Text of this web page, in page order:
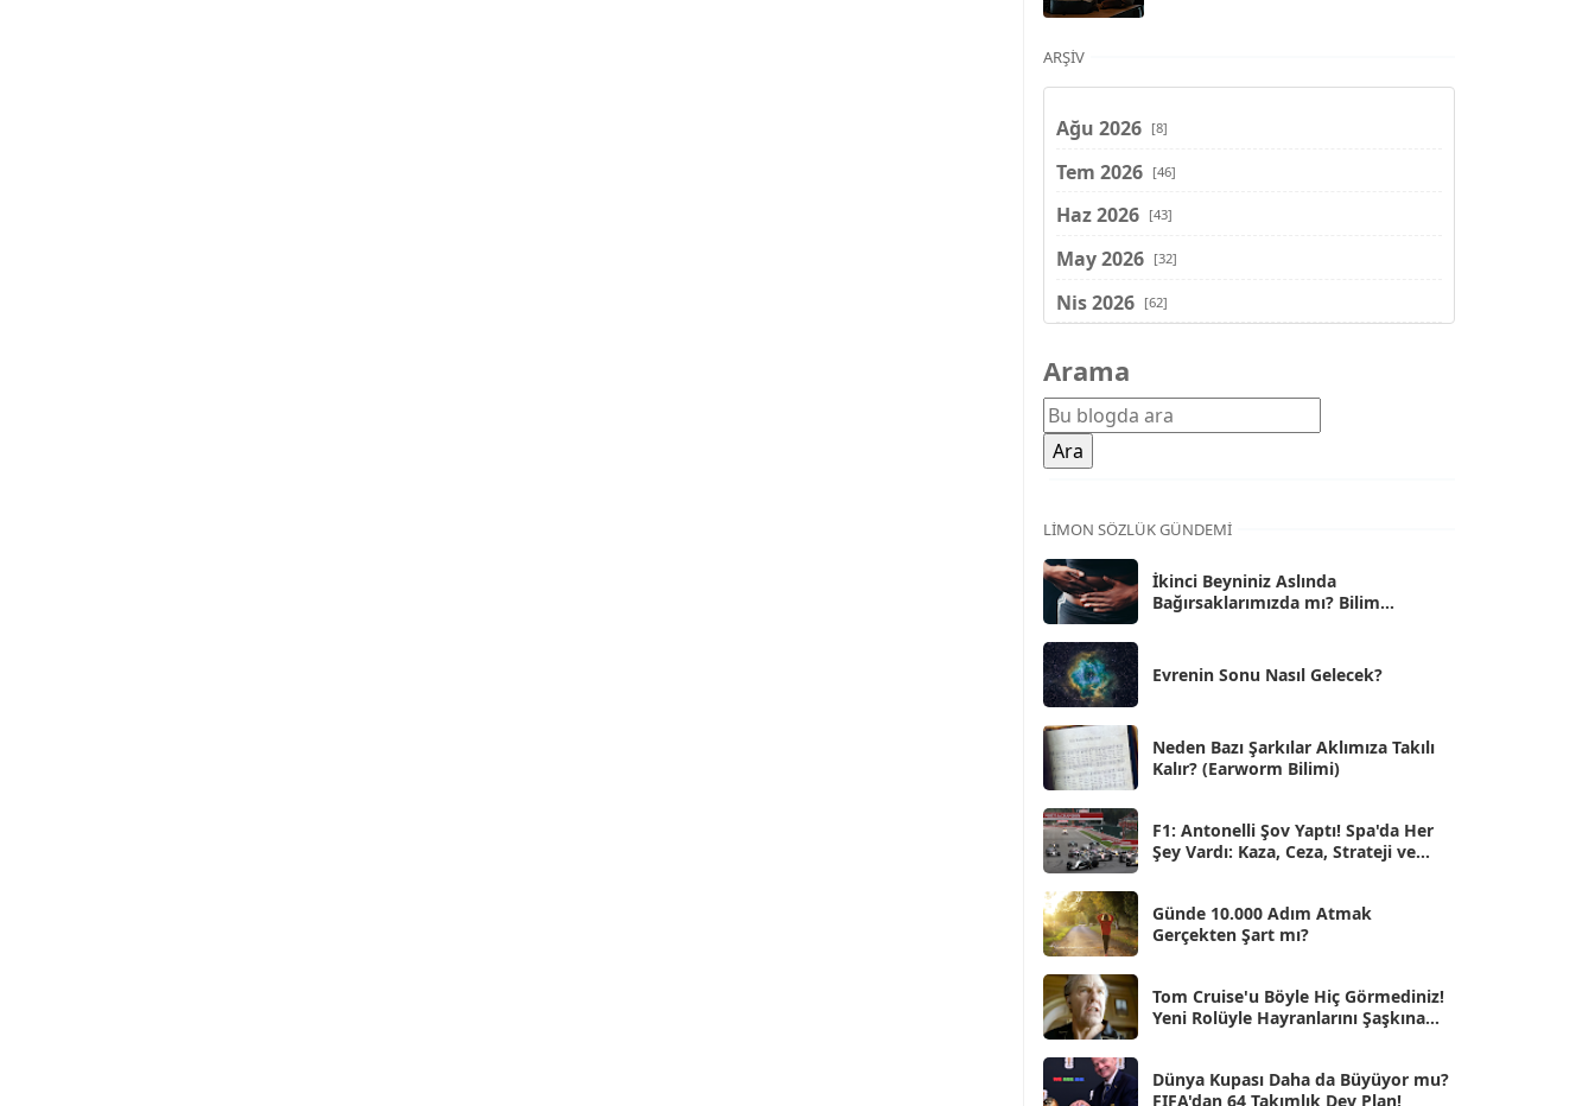
ARŞIV
Ağu 2026 [8]
Tem 2026 [46]
Haz 2026 [43]
May 2026 [32]
Nis 2026 [62]
Şub 2026
Oca 2026 [72]
Ara 2025
Kas 2025
Eki 2025
Eyl 2025 [56]
Ağu 2025
Tem 2025
Haz 2025
May 2025 [54]
Nis 2025 [56]
Mar 2025 [50]
Şub 2025 [57]
Oca 2025
Ara 2024 [25]
Kas 2024
Eki 2024 [46]
Arama
LIMON SÖZLÜK GÜNDEMI
İkinci Beyniniz Aslında
Bağırsaklarımızda mı? Bilim
Evrenin Sonu Nasıl Gelecek?
Neden Bazı Şarkılar Aklımıza Takılı
Kalır? (Earworm Bilimi)
F1: Antonelli Şov Yaptı! Spa'da Her
Şey Vardı: Kaza, Ceza, Strateji ve
Günde 10.000 Adım Atmak
Gerçekten Şart mı?
Tom Cruise'u Böyle Hiç Görmediniz!
Yeni Rolüyle Hayranlarını Şaşkına
Dünya Kupası Daha da Büyüyor mu?
FIFA'dan 64 Takımlık Dev Plan!